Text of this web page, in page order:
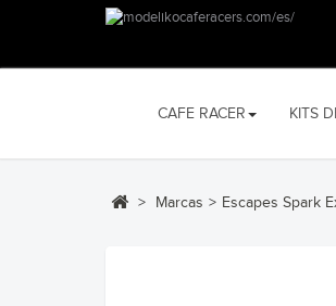
CAFE RACER KITS
> Marcas > Escapes Spark